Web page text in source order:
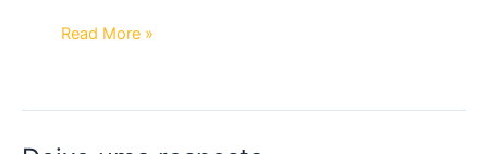
Read More »